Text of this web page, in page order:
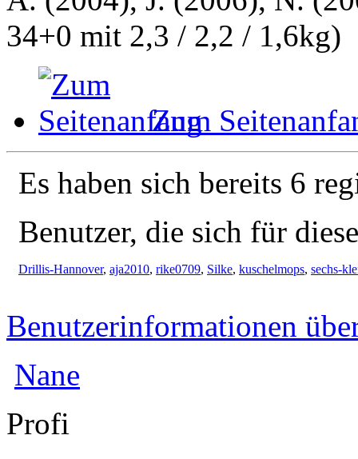
34+0 mit 2,3 / 2,2 / 1,6kg)
Zum
Es haben sich bereits 6
Benutzer, die sich für
Drillis-Hannover, aja2010, rike0709, Silke, kuschelmops, sechs-
Benutzerinformationen
Nane
Profi